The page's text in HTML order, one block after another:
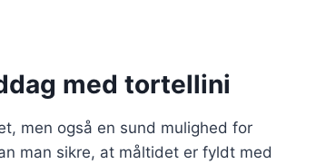
med tortellini
men også en sund mulighed for
man sikre, at måltidet er fyldt med